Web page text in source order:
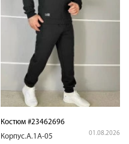
Костюм #23462696
Корпус.А.1А-05
01.08.2026